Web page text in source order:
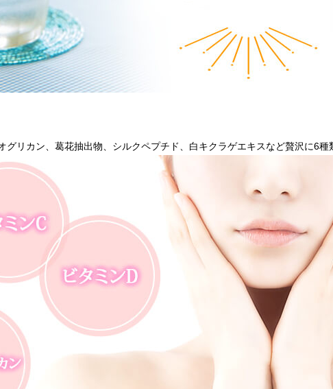
グリカン、葛花抽出物、シルクペプチド、白キクラゲエキスなど贅沢に6種